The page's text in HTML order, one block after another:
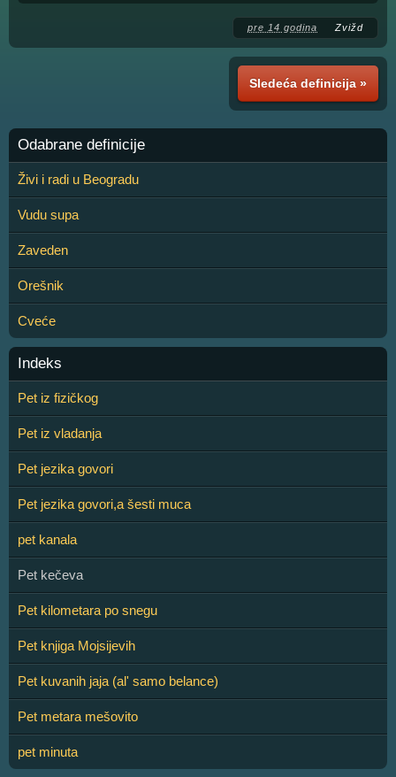
pre 14 godina Zvižd
Sledeća definicija »
Odabrane definicije
Živi i radi u Beogradu
Vudu supa
Zaveden
Orešnik
Cveće
Indeks
Pet iz fizičkog
Pet iz vladanja
Pet jezika govori
Pet jezika govori,a šesti muca
pet kanala
Pet kečeva
Pet kilometara po snegu
Pet knjiga Mojsijevih
Pet kuvanih jaja (al' samo belance)
Pet metara mešovito
pet minuta